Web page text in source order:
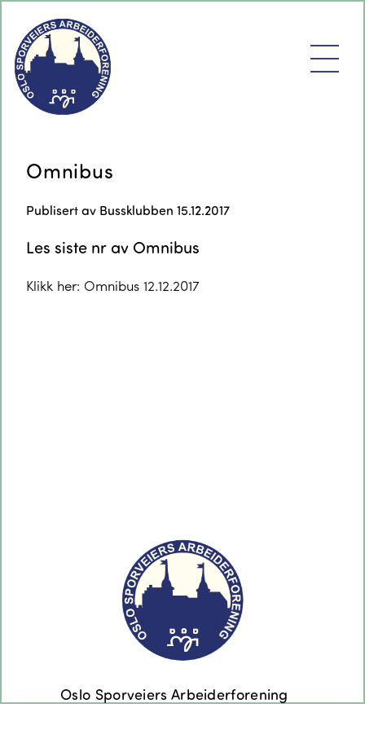
Omnibus
Publisert av Bussklubben 15.12.2017
Les siste nr av Omnibus
Klikk her: Omnibus 12.12.2017